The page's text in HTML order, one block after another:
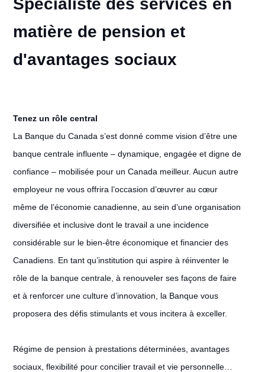
Spécialiste des services en
matière de pension et
d'avantages sociaux
Tenez un rôle central
La Banque du Canada s’est donné comme vision d’être une
banque centrale influente – dynamique, engagée et digne de
confiance – mobilisée pour un Canada meilleur. Aucun autre
employeur ne vous offrira l’occasion d’œuvrer au cœur
même de l’économie canadienne, au sein d’une organisation
diversifiée et inclusive dont le travail a une incidence
considérable sur le bien-être économique et financier des
Canadiens. En tant qu’institution qui aspire à réinventer le
rôle de la banque centrale, à renouveler ses façons de faire
et à renforcer une culture d’innovation, la Banque vous
proposera des défis stimulants et vous incitera à exceller.
Régime de pension à prestations déterminées, avantages
sociaux, flexibilité pour concilier travail et vie personnelle…